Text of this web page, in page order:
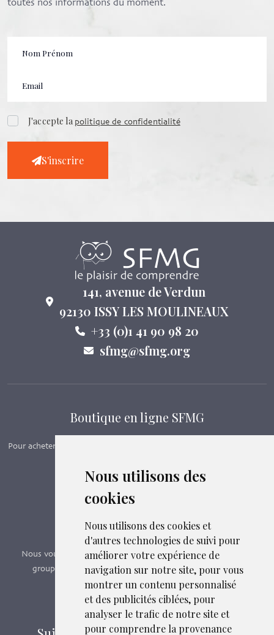
Nous utilisons des
cookies
Nous utilisons des cookies et
d'autres technologies de suivi pour
améliorer votre expérience de
navigation sur notre site, pour vous
montrer un contenu personnalisé
et des publicités ciblées, pour
analyser le trafic de notre site et
pour comprendre la provenance
toutes nos informations du moment.
J'accepte lapolitique de confidentialité
S'inscrire
141, avenue de Verdun
92130 ISSY LES MOULINEAUX
+33 (0)1 41 90 98 20
sfmg@sfmg.org
Boutique en ligne SFMG
Pour acheter nos manuels, adhérer et payer ses cotisations en ligne,
Boutique en ligne
Formations SFMG
Nous vous proposons des formations e-learning, présentiels,
groupes de pairs - Certificat QUALIOPI n° 2020/89171.3
Découvrir nos formations